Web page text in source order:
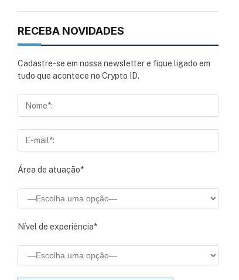
RECEBA NOVIDADES
Cadastre-se em nossa newsletter e fique ligado em
tudo que acontece no Crypto ID.
Área de atuação*
Nível de experiência*